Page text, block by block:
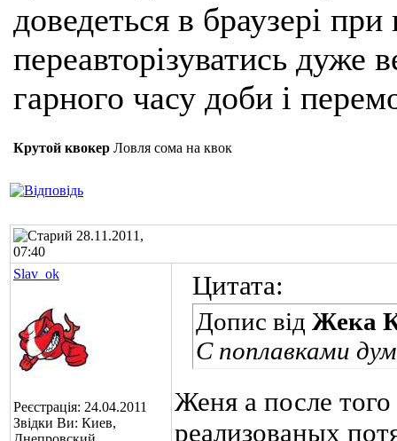
доведеться в браузері
переавторізуватись
гарного часу доби і
Крутой квокер Ловля сома на квок
28.11.2011,
07:40
Slav_ok
Реєстрація: 24.04.2011
Звідки Ви: Киев,
Цитата:
Допис від Жека
С поплавками
Женя а после
реализованых